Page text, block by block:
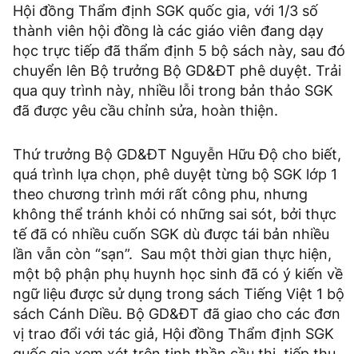
Hội đồng Thẩm định SGK quốc gia, với 1/3 số
thành viên hội đồng là các giáo viên đang dạy
học trực tiếp đã thẩm định 5 bộ sách này, sau đó
chuyển lên Bộ trưởng Bộ GD&ĐT phê duyệt. Trải
qua quy trình này, nhiều lỗi trong bản thảo SGK
đã được yêu cầu chỉnh sửa, hoàn thiện.
Thứ trưởng Bộ GD&ĐT Nguyễn Hữu Độ cho biết,
quá trình lựa chọn, phê duyệt từng bộ SGK lớp 1
theo chương trình mới rất công phu, nhưng
không thể tránh khỏi có những sai sót, bởi thực
tế đã có nhiều cuốn SGK dù được tái bản nhiều
lần vẫn còn “sạn”. Sau một thời gian thực hiện,
một bộ phận phụ huynh học sinh đã có ý kiến về
ngữ liệu được sử dụng trong sách Tiếng Việt 1 bộ
sách Cánh Diều. Bộ GD&ĐT đã giao cho các đơn
vị trao đổi với tác giả, Hội đồng Thẩm định SGK